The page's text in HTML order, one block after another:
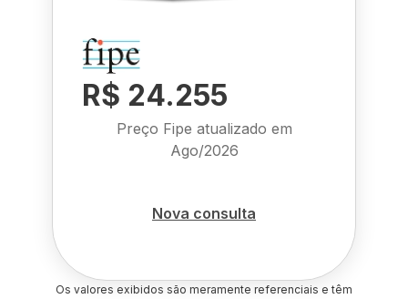
R$ 24.255
Preço Fipe atualizado em
Ago/2026
Nova consulta
Os valores exibidos são meramente referenciais e têm